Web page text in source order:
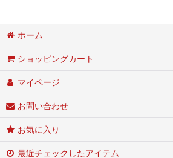
ホーム
ショッピングカート
マイページ
お問い合わせ
お気に入り
最近チェックしたアイテム